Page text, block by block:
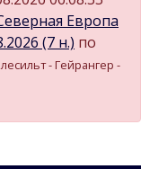
Европа
(7 н.) по
- Гейрангер -